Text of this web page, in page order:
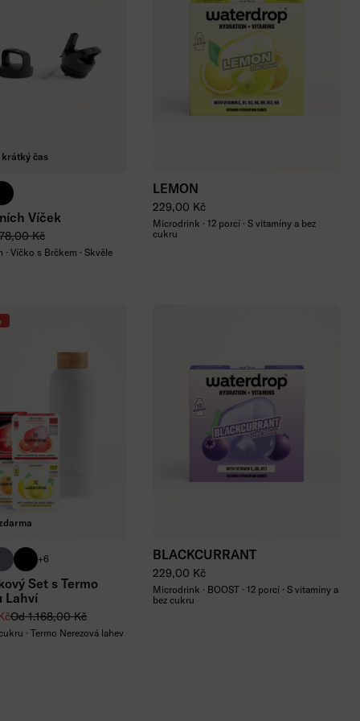
čas
modrá
Víček
cenacena
Kč
Víčko s Brčkem · Skvěle
LEMON
Běžná cena
229,00 Kč
Microdrink · 12 porcí · S vitamíny a bez
cukru
matná
matnámatná
černá matná
+6
Set s Termo
Lahví
cena
Běžná cena
Od 1.168,00 Kč
· Termo Nerezová lahev
BLACKCURRANT
Běžná cena
229,00 Kč
Microdrink · BOOST · 12 porcí · S vitamíny a
bez cukru